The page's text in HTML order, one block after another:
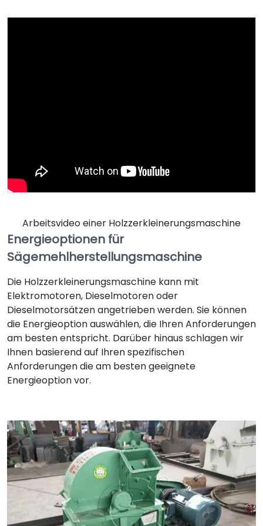
Arbeitsvideo einer Holzzerkleinerungsmaschine
Energieoptionen für
Sägemehlherstellungsmaschine
Die Holzzerkleinerungsmaschine kann mit
Elektromotoren, Dieselmotoren oder
Dieselmotorsätzen angetrieben werden. Sie können
die Energieoption auswählen, die Ihren Anforderungen
am besten entspricht. Darüber hinaus schlagen wir
Ihnen basierend auf Ihren spezifischen
Anforderungen die am besten geeignete
Energieoption vor.